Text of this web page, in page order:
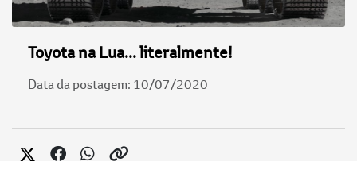
Toyota na Lua... literalmente!
Data da postagem: 10/07/2020